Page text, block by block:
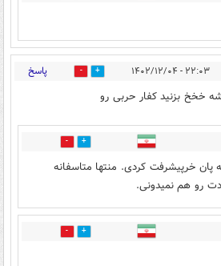
۲۲:۰۳ - ۱۴۰۲/۱۲/۰۴ 2 پاسخ
خخخ بزنید کفار حربی رو
0
پان خرپیشرفت کردی. منتها متاسفانه
رو هم نمیدونی.
1